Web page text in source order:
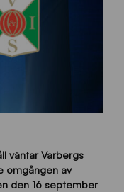
väntar Varbergs
omgången av
den 16 september